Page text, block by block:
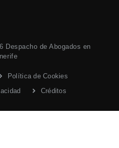
Despacho de Abogados en
Política de Cookies
Créditos